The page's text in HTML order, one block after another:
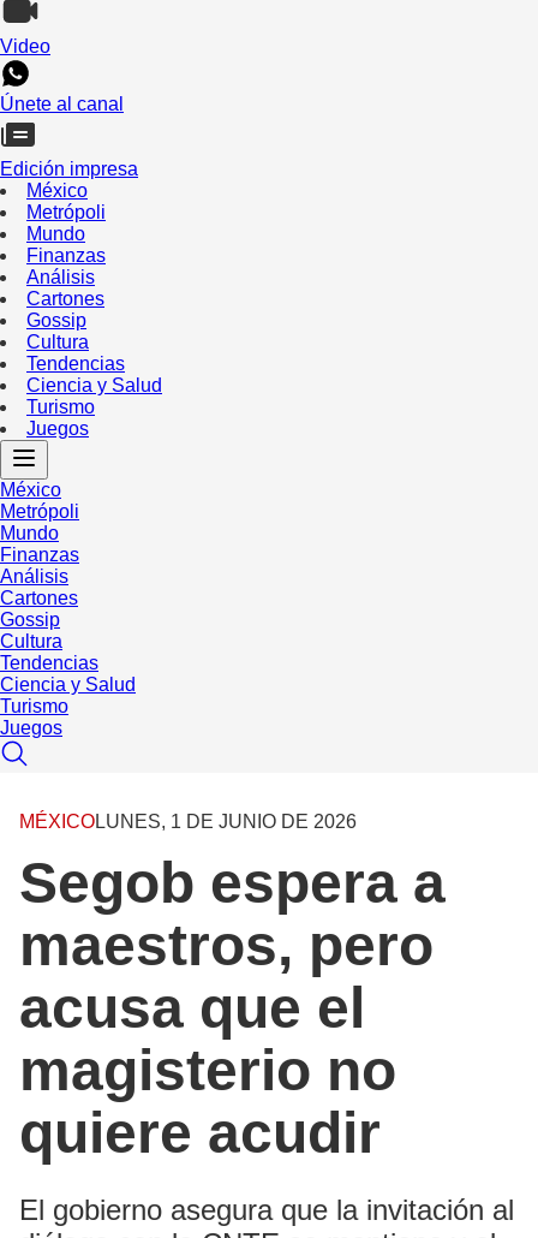
Video
Únete al canal
Edición impresa
México
Metrópoli
Mundo
Finanzas
Análisis
Cartones
Gossip
Cultura
Tendencias
Ciencia y Salud
Turismo
Juegos
México
Metrópoli
Mundo
Finanzas
Análisis
Cartones
Gossip
Cultura
Tendencias
Ciencia y Salud
Turismo
Juegos
MÉXICOLUNES, 1 DE JUNIO DE 2026
Segob espera a
maestros, pero
acusa que el
magisterio no
quiere acudir
El gobierno asegura que la invitación al